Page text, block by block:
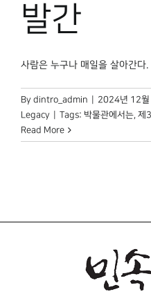
발간
사람은 누구나 매일을 살아간다
By dintro_admin 2024년 12월
Legacy
Tags: 박물관에서는 제
Read More